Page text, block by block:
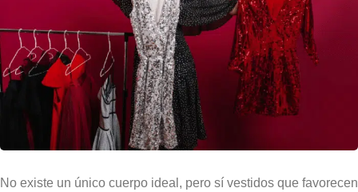
No existe un único cuerpo ideal, pero sí vestidos que favorecen